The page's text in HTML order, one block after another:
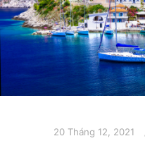
20 Tháng 12, 2021